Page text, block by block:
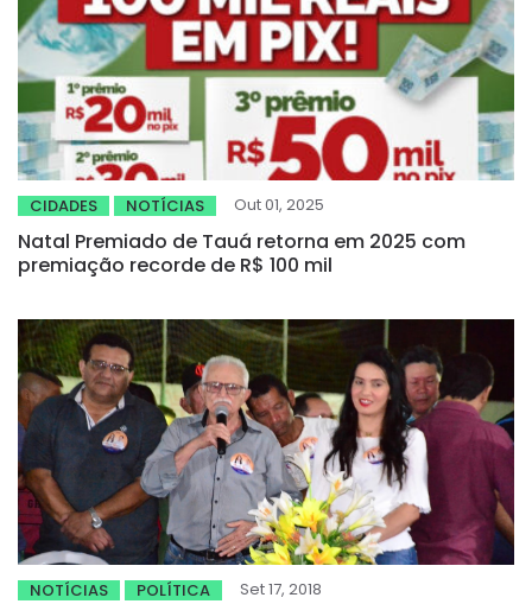
CIDADES NOTÍCIAS Out 01, 2025
Natal Premiado de Tauá retorna em 2025 com
premiação recorde de R$ 100 mil
NOTÍCIAS POLÍTICA Set 17, 2018